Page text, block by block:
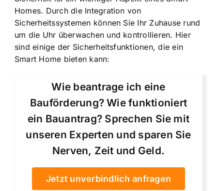
Homes. Durch die Integration von
Sicherheitssystemen können Sie Ihr Zuhause rund
um die Uhr überwachen und kontrollieren. Hier
sind einige der Sicherheitsfunktionen, die ein
Smart Home bieten kann:
Wie beantrage ich eine
Bauförderung? Wie funktioniert
ein Bauantrag? Sprechen Sie mit
unseren Experten und sparen Sie
Nerven, Zeit und Geld.
Jetzt unverbindlich anfragen